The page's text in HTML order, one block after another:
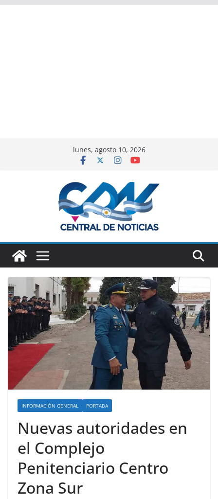
lunes, agosto 10, 2026
INFORMACIÓN GENERAL PORTADA
Nuevas autoridades en
el Complejo
Penitenciario Centro
Zona Sur